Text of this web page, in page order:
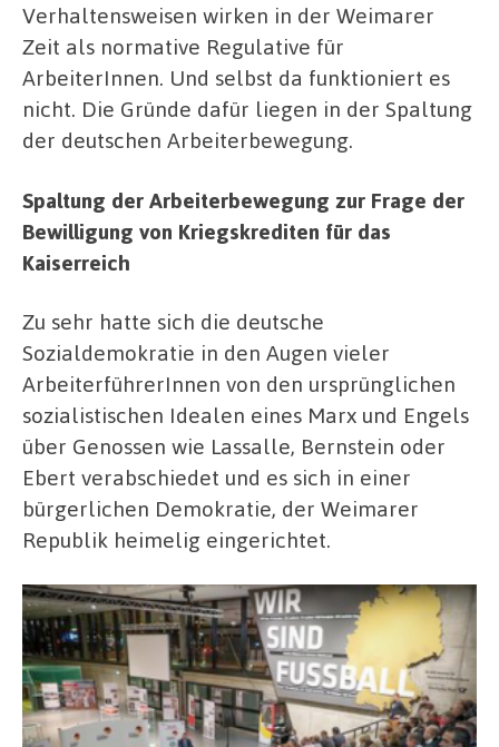
Verhaltensweisen wirken in der Weimarer
Zeit als normative Regulative für
ArbeiterInnen. Und selbst da funktioniert es
nicht. Die Gründe dafür liegen in der Spaltung
der deutschen Arbeiterbewegung.
Spaltung der Arbeiterbewegung zur Frage der
Bewilligung von Kriegskrediten für das
Kaiserreich
Zu sehr hatte sich die deutsche
Sozialdemokratie in den Augen vieler
ArbeiterführerInnen von den ursprünglichen
sozialistischen Idealen eines Marx und Engels
über Genossen wie Lassalle, Bernstein oder
Ebert verabschiedet und es sich in einer
bürgerlichen Demokratie, der Weimarer
Republik heimelig eingerichtet.